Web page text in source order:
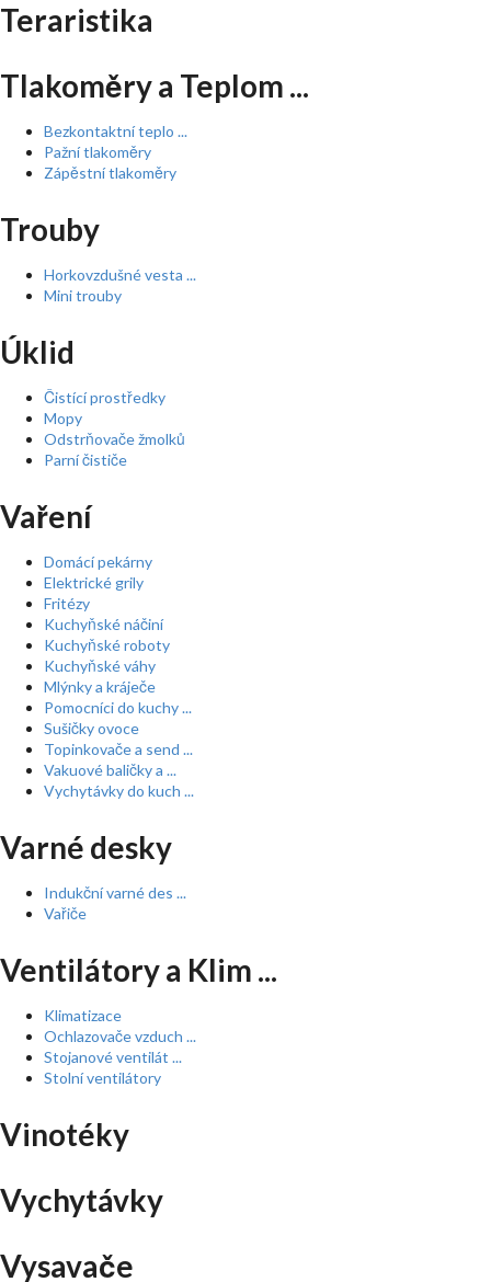
Teraristika
Tlakoměry a Teplom ...
Bezkontaktní teplo ...
Pažní tlakoměry
Zápěstní tlakoměry
Trouby
Horkovzdušné vesta ...
Mini trouby
Úklid
Čistící prostředky
Mopy
Odstrňovače žmolků
Parní čističe
Vaření
Domácí pekárny
Elektrické grily
Fritézy
Kuchyňské náčiní
Kuchyňské roboty
Kuchyňské váhy
Mlýnky a kráječe
Pomocníci do kuchy ...
Sušičky ovoce
Topinkovače a send ...
Vakuové baličky a ...
Vychytávky do kuch ...
Varné desky
Indukční varné des ...
Vařiče
Ventilátory a Klim ...
Klimatizace
Ochlazovače vzduch ...
Stojanové ventilát ...
Stolní ventilátory
Vinotéky
Vychytávky
Vysavače